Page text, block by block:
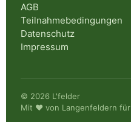
AGB
Teilnahmebedingungen
Datenschutz
Impressum
© 2026 L'felder
Mit ♥ von Langenfeldern